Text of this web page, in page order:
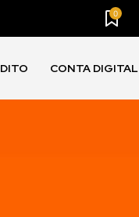
0
CONTA DIGITAL